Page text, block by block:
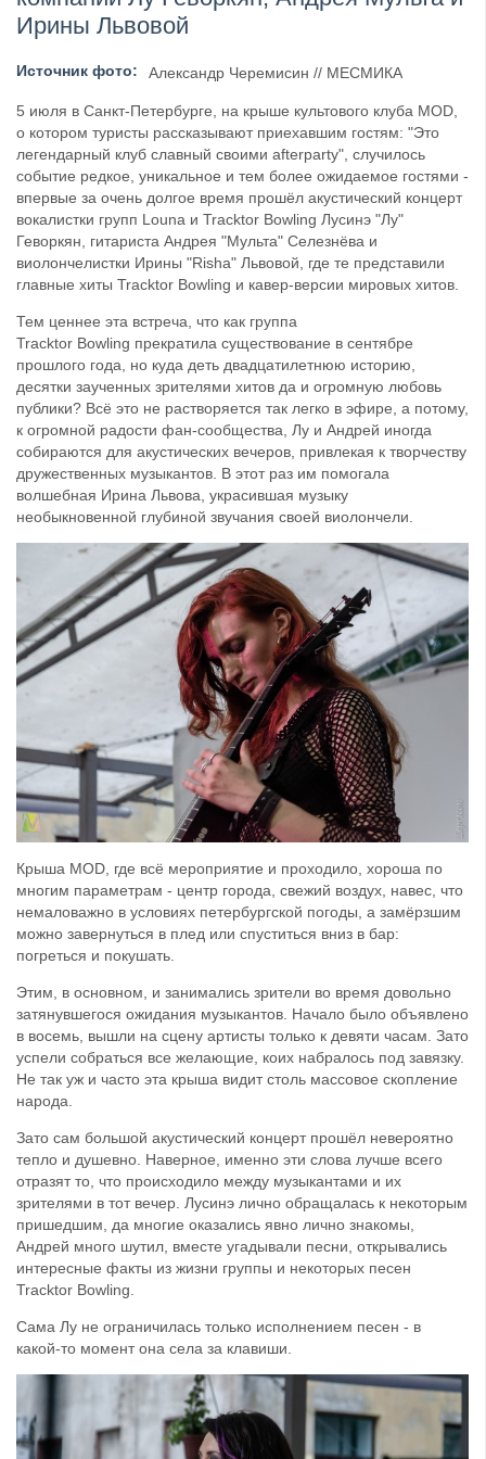
​Anthrax выпустили новый сингл и клип «Everybod...
Ирины Львовой
Источник фото: Александр Черемисин // МЕСМИКА
5 июля в Санкт-Петербурге, на крыше культового клуба MOD,
о котором туристы рассказывают приехавшим гостям: "Это
легендарный клуб славный своими afterparty", случилось
событие редкое, уникальное и тем более ожидаемое гостями -
впервые за очень долгое время прошёл акустический концерт
вокалистки групп Louna и Tracktor Bowling Лусинэ "Лу"
Геворкян, гитариста Андрея "Мульта" Селезнёва и
виолончелистки Ирины "Risha" Львовой, где те представили
главные хиты Tracktor Bowling и кавер-версии мировых хитов.
Тем ценнее эта встреча, что как группа
Tracktor Bowling прекратила существование в сентябре
прошлого года, но куда деть двадцатилетнюю историю,
десятки заученных зрителями хитов да и огромную любовь
публики? Всё это не растворяется так легко в эфире, а потому,
к огромной радости фан-сообщества, Лу и Андрей иногда
собираются для акустических вечеров, привлекая к творчеству
дружественных музыкантов. В этот раз им помогала
волшебная Ирина Львова, украсившая музыку
необыкновенной глубиной звучания своей виолончели.
Крыша MOD, где всё мероприятие и проходило, хороша по
многим параметрам - центр города, свежий воздух, навес, что
немаловажно в условиях петербургской погоды, а замёрзшим
можно завернуться в плед или спуститься вниз в бар:
погреться и покушать.
Этим, в основном, и занимались зрители во время довольно
затянувшегося ожидания музыкантов. Начало было объявлено
в восемь, вышли на сцену артисты только к девяти часам. Зато
успели собраться все желающие, коих набралось под завязку.
Не так уж и часто эта крыша видит столь массовое скопление
народа.
Зато сам большой акустический концерт прошёл невероятно
тепло и душевно. Наверное, именно эти слова лучше всего
отразят то, что происходило между музыкантами и их
зрителями в тот вечер. Лусинэ лично обращалась к некоторым
пришедшим, да многие оказались явно лично знакомы,
Андрей много шутил, вместе угадывали песни, открывались
интересные факты из жизни группы и некоторых песен
Tracktor Bowling.
Сама Лу не ограничилась только исполнением песен - в
какой-то момент она села за клавиши.